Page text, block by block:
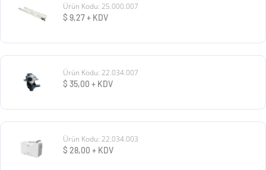
Ürün Kodu: 25.000.007
$ 9,27+ KDV
Ürün Kodu: 22.034.007
$ 35,00 + KDV
Ürün Kodu: 22.034.003
$ 28,00 + KDV